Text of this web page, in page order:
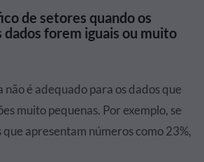
de setores quando os
dados forem iguais ou muito
não é adequado para os dados que
muito pequenas. Por exemplo, se
apresentam números como 23%,